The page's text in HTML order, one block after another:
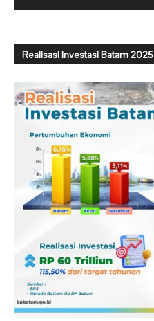
Realisasi Investasi Batam 2025